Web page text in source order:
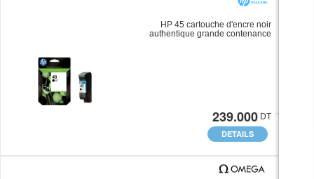
HP 45 cartouche d'encre noir
authentique grande contenance
239.000 DT
DETAILS